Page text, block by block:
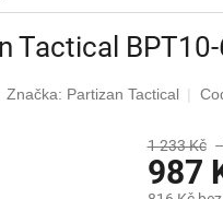
Tactical
Značka: Partizan Tactical
1 233 Kč
987